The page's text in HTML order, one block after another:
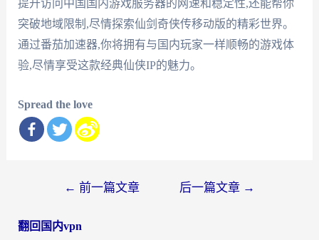
提升访问中国国内游戏服务器的网速和稳定性,还能帮你
突破地域限制,尽情探索仙剑奇侠传移动版的精彩世界。
通过番茄加速器,你将拥有与国内玩家一样顺畅的游戏体
验,尽情享受这款经典仙侠IP的魅力。
Spread the love
导
← 前一篇文章 后一篇文章 →
翻回国内vpn